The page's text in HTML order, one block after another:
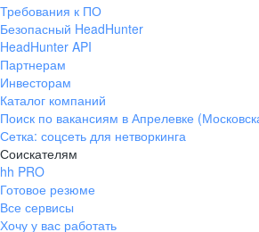
Требования к ПО
Безопасный HeadHunter
HeadHunter API
Партнерам
Инвесторам
Каталог компаний
Поиск по вакансиям в Апрелевке
Сетка: соцсеть для нетворкинга
Соискателям
hh PRO
Готовое резюме
Все сервисы
Хочу у вас работать